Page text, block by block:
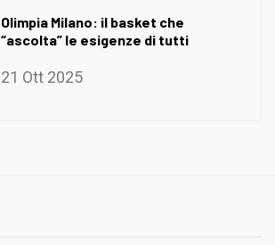
Olimpia Milano: il basket che
“ascolta” le esigenze di tutti
21 Ott 2025